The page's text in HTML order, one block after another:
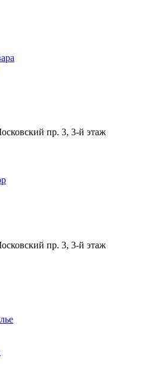
пр. 3, 3-й этаж
пр. 3, 3-й этаж